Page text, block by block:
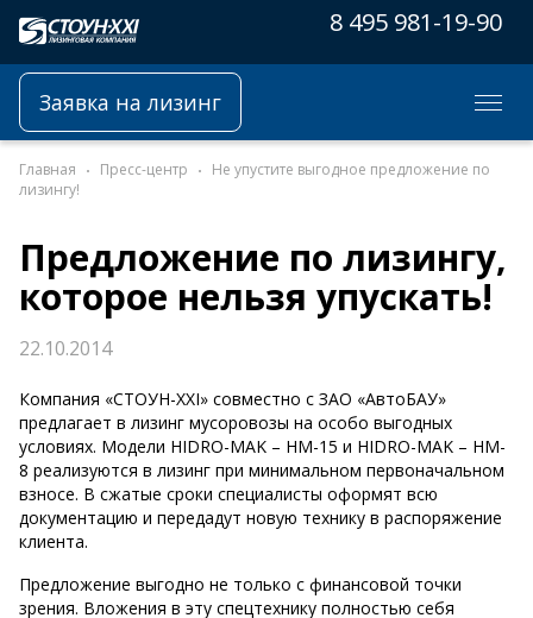
8 495 981-19-90
Заявка на лизинг
Главная Пресс-центр
Не упустите выгодное предложение по
лизингу!
Предложение по лизингу,
которое нельзя упускать!
22.10.2014
Компания «СТОУН-XXI» совместно с ЗАО «АвтоБАУ»
предлагает в лизинг мусоровозы на особо выгодных
условиях. Модели HIDRO-MAK – HM-15 и HIDRO-MAK – HM-
8 реализуются в лизинг при минимальном первоначальном
взносе. В сжатые сроки специалисты оформят всю
документацию и передадут новую технику в распоряжение
клиента.
Предложение выгодно не только с финансовой точки
зрения. Вложения в эту спецтехнику полностью себя